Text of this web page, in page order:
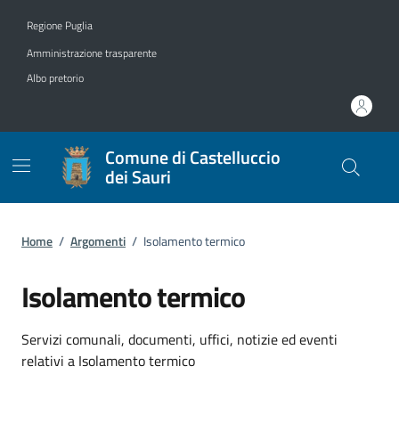
Regione Puglia
Amministrazione trasparente
Albo pretorio
Comune di Castelluccio
dei Sauri
Home / Argomenti / Isolamento termico
Isolamento termico
Dettagli dell'argomento
Servizi comunali, documenti, uffici, notizie ed eventi
relativi a Isolamento termico